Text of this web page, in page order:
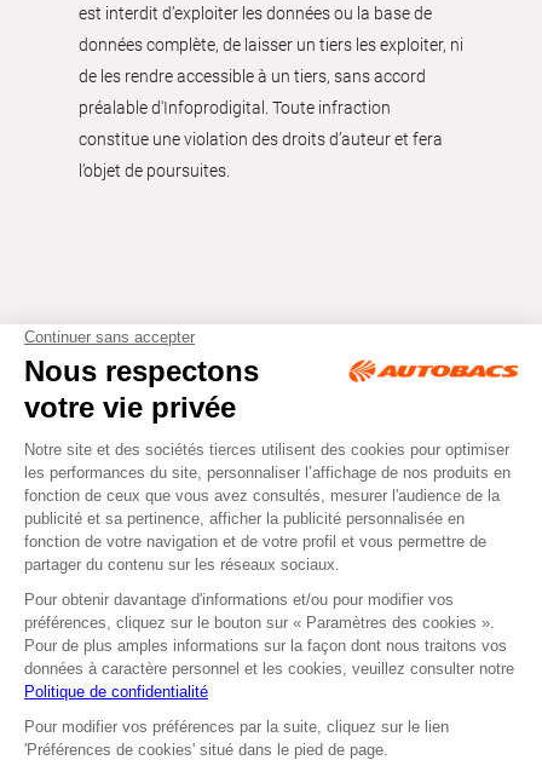
est interdit d’exploiter les données ou la base de
données complète, de laisser un tiers les exploiter, ni
de les rendre accessible à un tiers, sans accord
préalable d'Infoprodigital. Toute infraction
constitue une violation des droits d’auteur et fera
l’objet de poursuites.
Tous droits réservés © Autobacs
Mentions légales RGPD
Cookies CGV
Facebook Instagram